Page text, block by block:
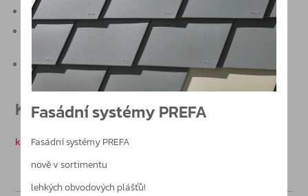
Fasádní systémy PREFA
Fasádní systémy PREFA
nově v sortimentu
lehkých obvodových plášťů!
možnost odblokování přes elektrický otvírač
možnost prodloužení – čtyřhran kliky a šrouby pro tloušťky
dveřního křídla 60-105 mm
standardní povrchová úprava stříbrná, nerez, bílá
Katalogy
kyvná hrazda PHA 2000 / PHB 3000 / CZ.PDF